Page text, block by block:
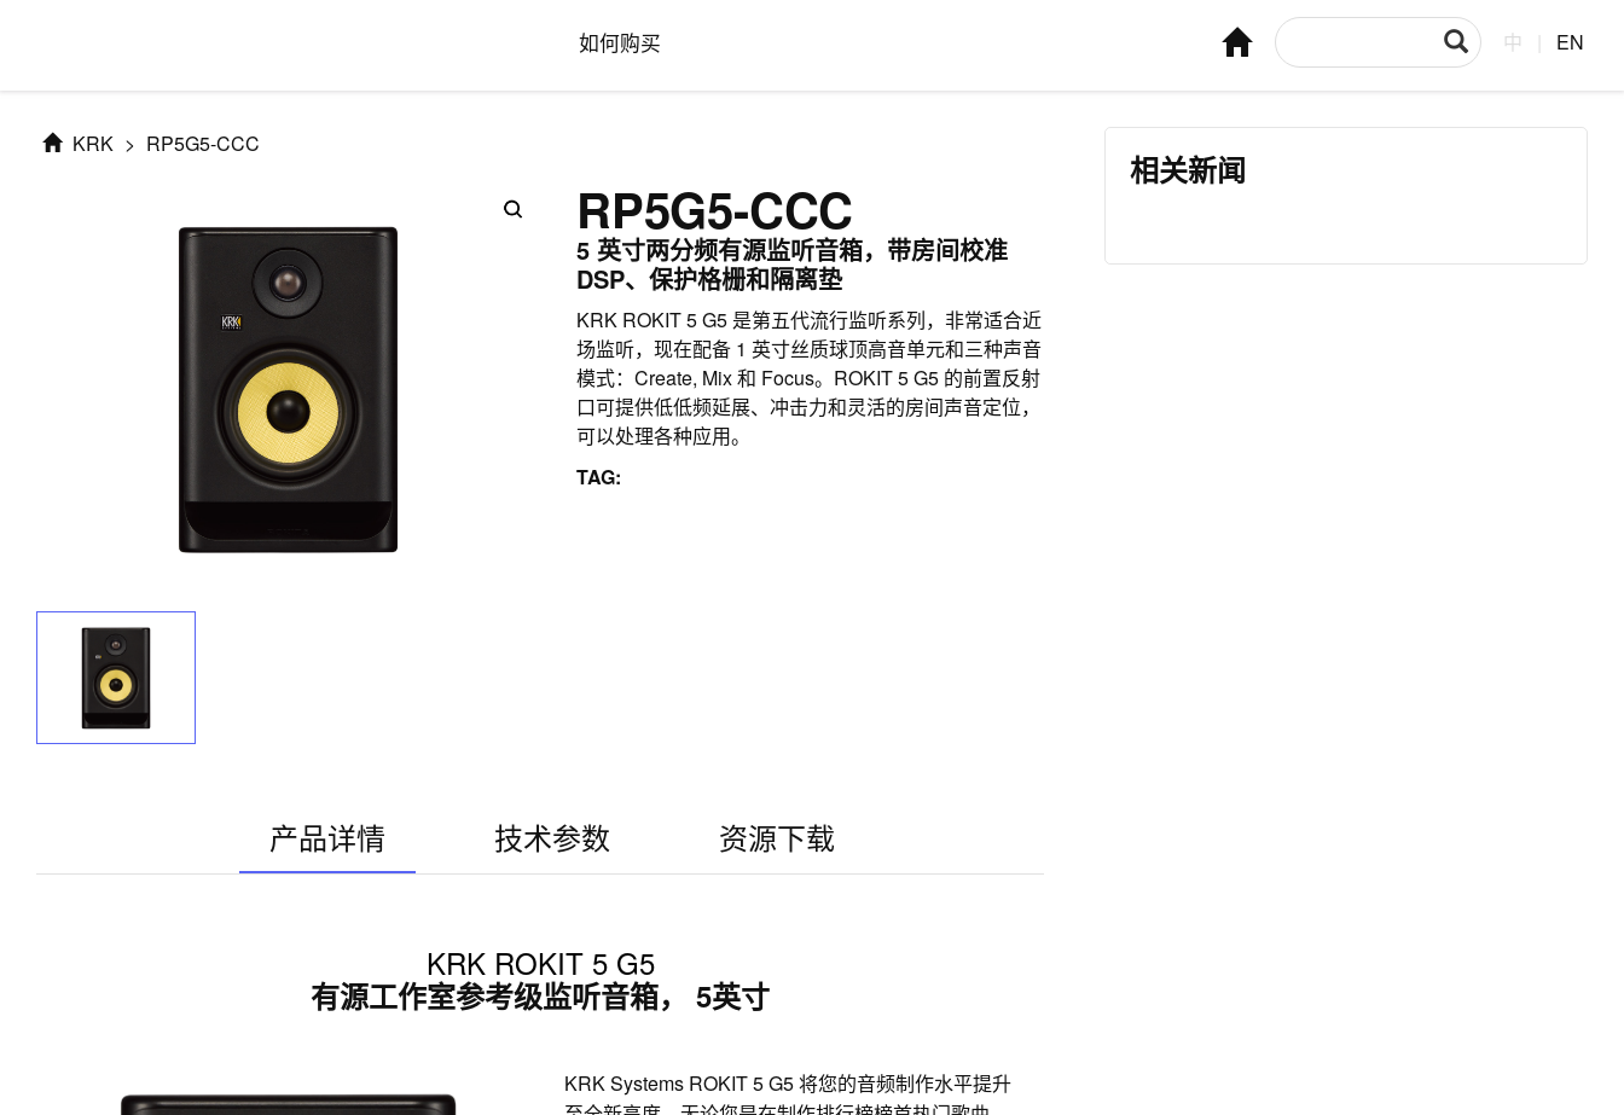
如何购买 中 EN
KRK > RP5G5-CCC
RP5G5-CCC
5 英寸两分频有源监听音箱，带房间校准
DSP、保护格栅和隔离垫
KRK ROKIT 5 G5 是第五代流行监听系列，非常适合近
场监听，现在配备 1 英寸丝质球顶高音单元和三种声音
模式：Create, Mix 和 Focus。ROKIT 5 G5 的前置反射
口可提供低低频延展、冲击力和灵活的房间声音定位，
可以处理各种应用。
TAG:
产品详情 技术参数 资源下载
KRK ROKIT 5 G5
有源工作室参考级监听音箱， 5英寸
KRK Systems ROKIT 5 G5 将您的音频制作水平提升
相关新闻